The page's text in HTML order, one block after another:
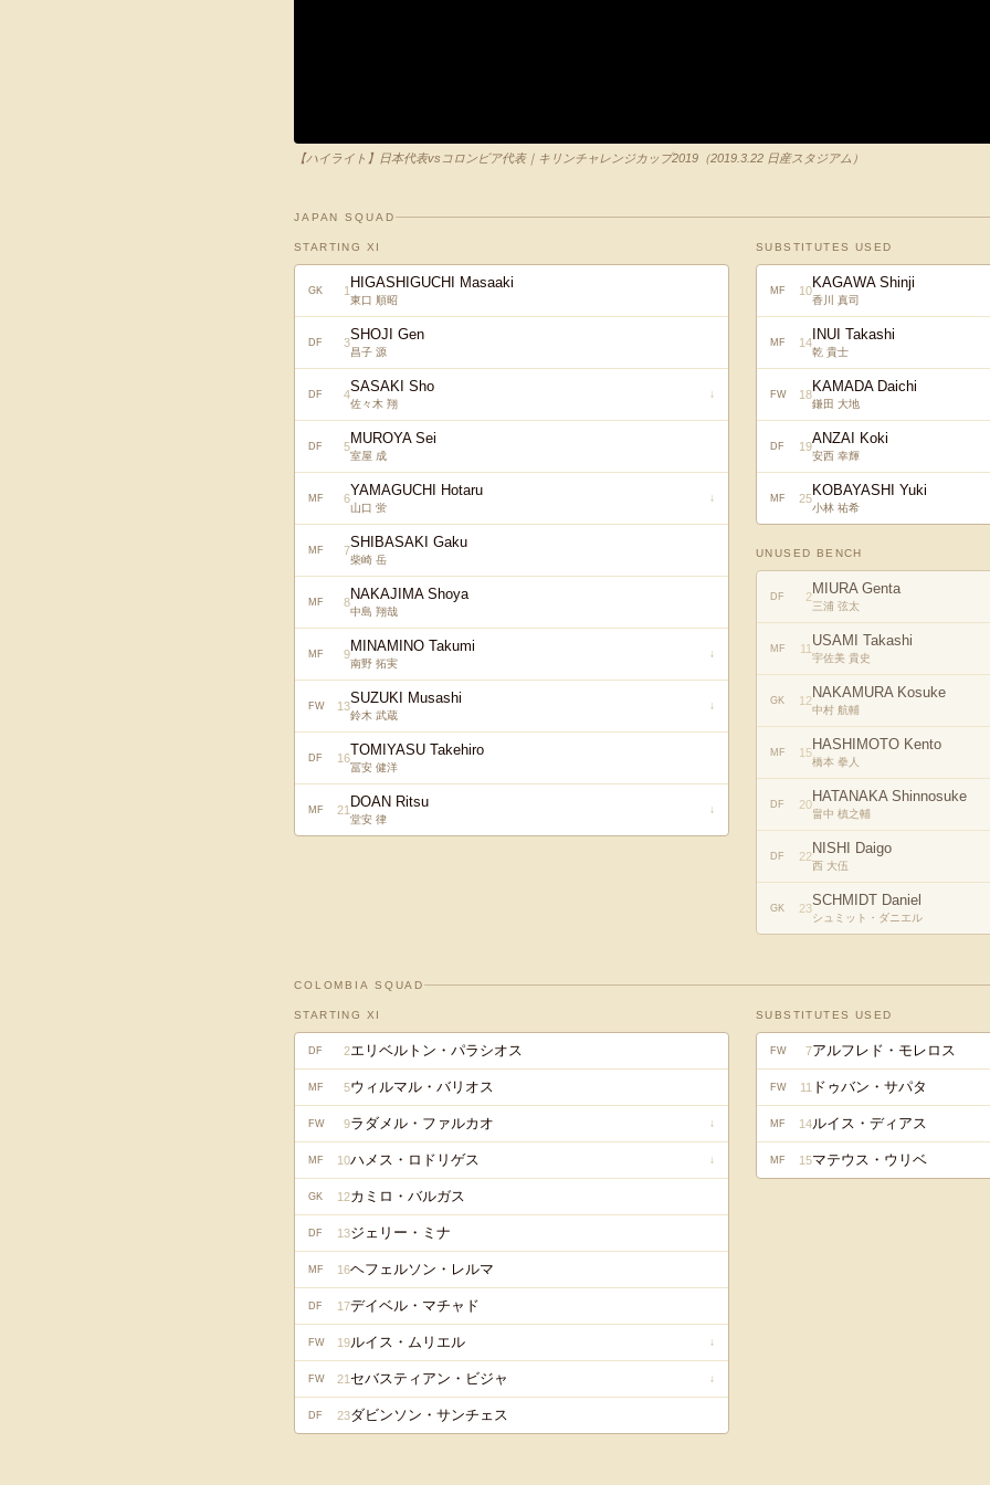
【ハイライト】日本代表vsコロンビア代表｜キリンチャレンジカップ2019（2019.3.22 日産スタジアム）
JAPAN SQUAD
STARTING XI
GK 1 HIGASHIGUCHI Masaaki
東口 順昭
DF 3SHOJI Gen
昌子 源
DF 4SASAKI Sho
佐々木 翔
↓
DF 5MUROYA Sei
室屋 成
MF 6YAMAGUCHI Hotaru
山口 蛍
↓
MF 7SHIBASAKI Gaku
柴崎 岳
MF 8NAKAJIMA Shoya
中島 翔哉
MF 9MINAMINO Takumi
南野 拓実
↓
FW 13SUZUKI Musashi
鈴木 武蔵
↓
DF 16TOMIYASU Takehiro
冨安 健洋
MF 21 DOAN Ritsu
堂安 律
↓
SUBSTITUTES USED
MF 10KAGAWA Shinji
香川 真司
MF 14 INUI Takashi
乾 貴士
FW 18KAMADA Daichi
鎌田 大地
DF 19ANZAI Koki
安西 幸輝
MF 25KOBAYASHI Yuki
小林 祐希
UNUSED BENCH
DF 2MIURA Genta
三浦 弦太
MF 11 USAMI Takashi
宇佐美 貴史
GK 12NAKAMURA Kosuke
中村 航輔
MF 15HASHIMOTO Kento
橋本 拳人
DF 20HATANAKA Shinnosuke
畠中 槙之輔
DF 22NISHI Daigo
西 大伍
GK 23SCHMIDT Daniel
シュミット・ダニエル
COLOMBIA SQUAD
STARTING XI
DF 2エリベルトン・パラシオス
MF 5ウィルマル・バリオス
FW 9ラダメル・ファルカオ ↓
MF 10ハメス・ロドリゲス ↓
GK 12カミロ・バルガス
DF 13ジェリー・ミナ
MF 16ヘフェルソン・レルマ
DF 17デイベル・マチャド
FW 19ルイス・ムリエル ↓
FW 21 セバスティアン・ビジャ ↓
DF 23ダビンソン・サンチェス
SUBSTITUTES USED
FW 7アルフレド・モレロス
FW 11 ドゥバン・サパタ
MF 14ルイス・ディアス
MF 15マテウス・ウリベ